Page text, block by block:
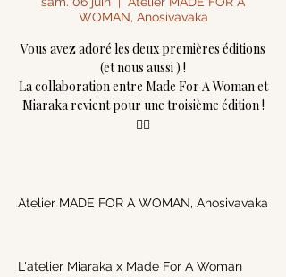
WOMAN, Anosivavaka
Vous avez adoré les deux premières éditions
(et nous aussi ) !
La collaboration entre Made For A Woman et
Miaraka revient pour une troisième édition !
❤️‍🔥
Atelier MADE FOR A WOMAN, Anosivavaka
L'atelier Miaraka x Made For A Woman